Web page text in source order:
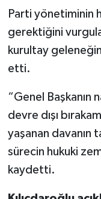
Parti yönetiminin
gerektiğini
kurultay
etti.
“Genel Başkanın
devre dışı
yaşanan davanın
sürecin hukuki
kaydetti.